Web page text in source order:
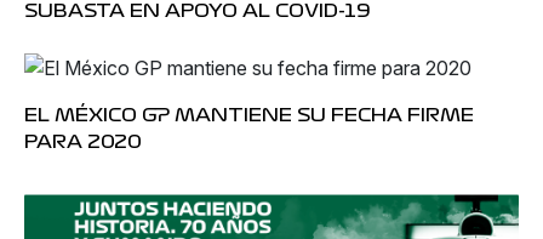
SUBASTA EN APOYO AL COVID-19
EL MÉXICO GP MANTIENE SU FECHA FIRME
PARA 2020